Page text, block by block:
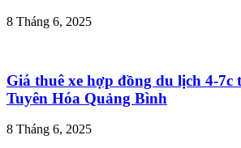
8 Tháng 6, 2025
Giá thuê xe hợp đồng du lịch 4-7c
Tuyên Hóa Quảng Bình
8 Tháng 6, 2025